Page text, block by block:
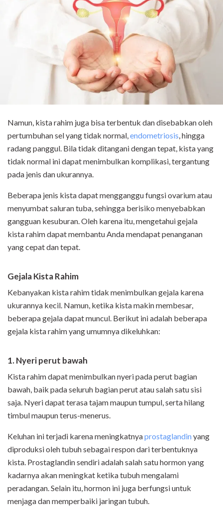
Namun, kista rahim juga bisa terbentuk dan disebabkan oleh
pertumbuhan sel yang tidak normal,endometriosis, hingga
radang panggul. Bila tidak ditangani dengan tepat, kista yang
tidak normal ini dapat menimbulkan komplikasi, tergantung
pada jenis dan ukurannya.
Beberapa jenis kista dapat mengganggu fungsi ovarium atau
menyumbat saluran tuba, sehingga berisiko menyebabkan
gangguan kesuburan. Oleh karena itu, mengetahui gejala
kista rahim dapat membantu Anda mendapat penanganan
yang cepat dan tepat.
Gejala Kista Rahim
Kebanyakan kista rahim tidak menimbulkan gejala karena
ukurannya kecil. Namun, ketika kista makin membesar,
beberapa gejala dapat muncul. Berikut ini adalah beberapa
gejala kista rahim yang umumnya dikeluhkan:
1. Nyeri perut bawah
Kista rahim dapat menimbulkan nyeri pada perut bagian
bawah, baik pada seluruh bagian perut atau salah satu sisi
saja. Nyeri dapat terasa tajam maupun tumpul, serta hilang
timbul maupun terus-menerus.
Keluhan ini terjadi karena meningkatnyaprostaglandinyang
diproduksi oleh tubuh sebagai respon dari terbentuknya
kista. Prostaglandin sendiri adalah salah satu hormon yang
kadarnya akan meningkat ketika tubuh mengalami
peradangan. Selain itu, hormon ini juga berfungsi untuk
menjaga dan memperbaiki jaringan tubuh.